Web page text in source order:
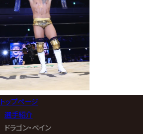
トップページ
選手紹介
ドラゴン・ベイン